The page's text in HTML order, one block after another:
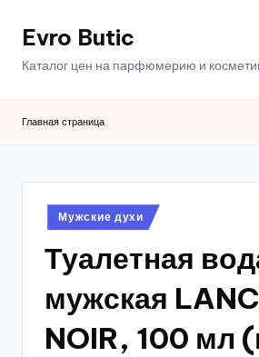
ПерейтиEvro Butic
Каталог цен на парфюмерию и
Главная страница
Опубликовано
в
Мужские духи
Туалетная
мужская
NOIR, 100 мл